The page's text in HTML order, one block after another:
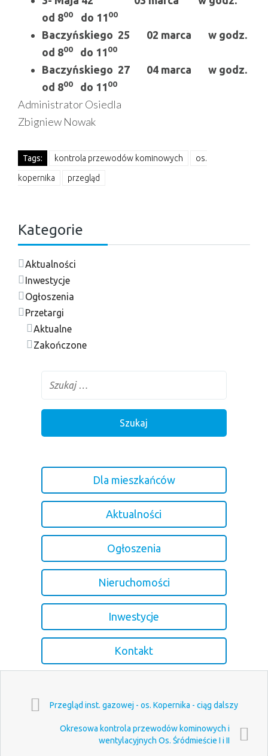
od 800 do 1100
Baczyńskiego 25 02 marca w godz.
od 800 do 1100
Baczyńskiego 27 04 marca w godz.
od 800 do 1100
Administrator Osiedla
Zbigniew Nowak
Tags: kontrola przewodów kominowych os.
kopernika przegląd
Kategorie
Aktualności
Inwestycje
Ogłoszenia
Przetargi
Aktualne
Zakończone
Dla mieszkańców
Aktualności
Ogłoszenia
Nieruchomości
Inwestycje
Kontakt
Przegląd inst. gazowej - os. Kopernika - ciąg dalszy
Okresowa kontrola przewodów kominowych i
wentylacyjnych Os. Śródmieście I i II